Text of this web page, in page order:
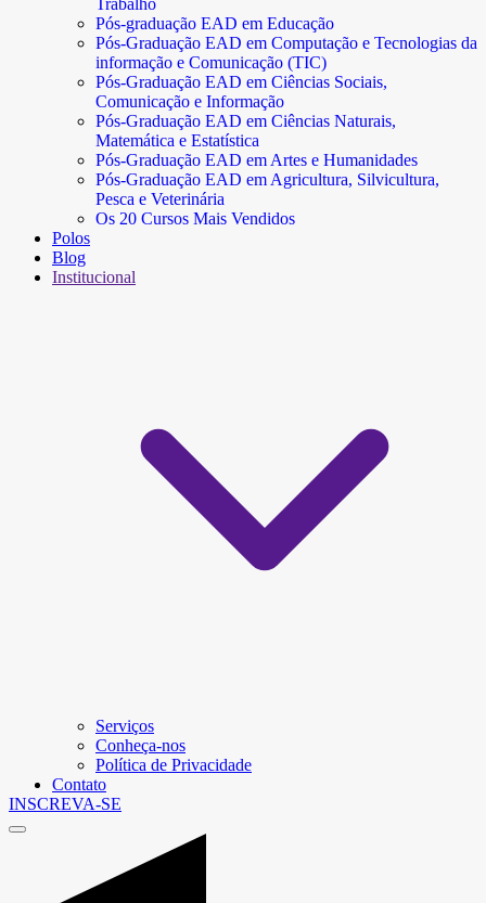
Trabalho
Pós-graduação EAD em Educação
Pós-Graduação EAD em Computação e Tecnologias da
informação e Comunicação (TIC)
Pós-Graduação EAD em Ciências Sociais,
Comunicação e Informação
Pós-Graduação EAD em Ciências Naturais,
Matemática e Estatística
Pós-Graduação EAD em Artes e Humanidades
Pós-Graduação EAD em Agricultura, Silvicultura,
Pesca e Veterinária
Os 20 Cursos Mais Vendidos
Polos
Blog
Institucional
Serviços
Conheça-nos
Política de Privacidade
Contato
INSCREVA-SE